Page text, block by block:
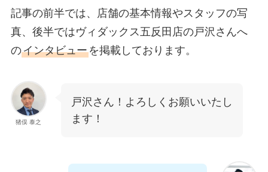
記事の前半では、店舗の基本情報やスタッフの写
真、後半ではヴィダックス五反田店の戸沢さんへ
のインタビューを掲載しております。
猪俣 泰之
戸沢さん！よろしくお願いいたし
ます！